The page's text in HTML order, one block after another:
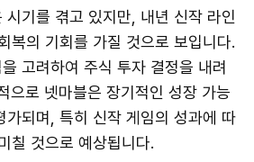
시기를 겪고 있지만, 내년 신작 라인
복의 기회를 가질 것으로 보입니다.
고려하여 주식 투자 결정을 내려
으로 넷마블은 장기적인 성장 가능
가되며, 특히 신작 게임의 성과에 따
칠 것으로 예상됩니다.